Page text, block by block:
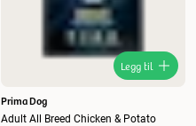
Legg til
Prima Dog
Adult All Breed Chicken & Potato